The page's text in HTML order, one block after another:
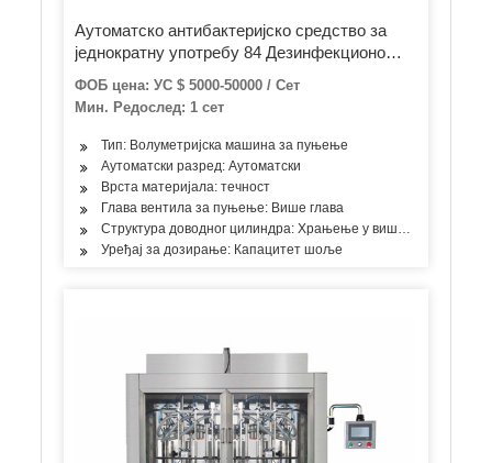
Аутоматско антибактеријско средство за
једнократну употребу 84 Дезинфекционо
средство Течност Гел алкохолна течност
Ручно прање Санитизер Мешање и пуњење
боца Затварање етикета Машина за
паковање
ФОБ цена: УС $ 5000-50000 / Сет
Мин. Редослед: 1 сет
Тип: Волуметријска машина за пуњење
Аутоматски разред: Аутоматски
Врста материјала: течност
Глава вентила за пуњење: Више глава
Структура доводног цилиндра: Храњење у више просторија
Уређај за дозирање: Капацитет шоље